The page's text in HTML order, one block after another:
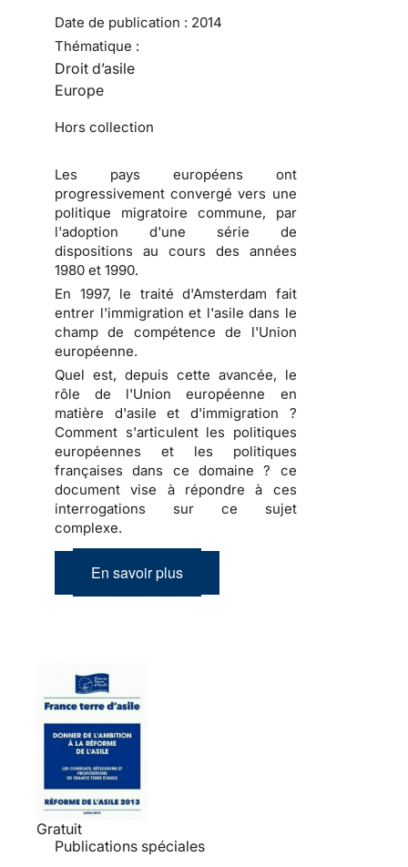
Date de publication : 2014
Thématique :
Droit d’asile
Europe
Hors collection
Les pays européens ont
progressivement convergé vers une
politique migratoire commune, par
l'adoption d'une série de
dispositions au cours des années
1980 et 1990.
En 1997, le traité d'Amsterdam fait
entrer l'immigration et l'asile dans le
champ de compétence de l'Union
européenne.
Quel est, depuis cette avancée, le
rôle de l'Union européenne en
matière d'asile et d'immigration ?
Comment s'articulent les politiques
européennes et les politiques
françaises dans ce domaine ? ce
document vise à répondre à ces
interrogations sur ce sujet
complexe.
En savoir plus
Gratuit
Publications spéciales